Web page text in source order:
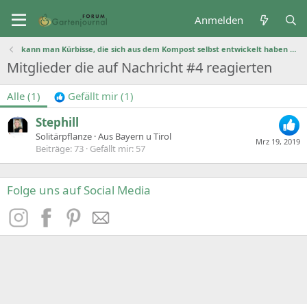
Anmelden
kann man Kürbisse, die sich aus dem Kompost selbst entwickelt haben essen oder sind die giftig?
Mitglieder die auf Nachricht #4 reagierten
Alle (1) Gefällt mir (1)
Mrz 19, 2019
Stephill
Solitärpflanze ·Aus Bayern u Tirol
Beiträge 73 Gefällt mir 57
Folge uns auf Social Media